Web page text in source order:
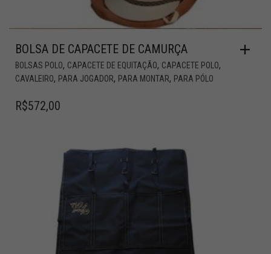
BOLSA DE CAPACETE DE CAMURÇA
BOLSAS POLO, CAPACETE DE EQUITAÇÃO, CAPACETE POLO,
CAVALEIRO, PARA JOGADOR, PARA MONTAR, PARA PÓLO
R$572,00